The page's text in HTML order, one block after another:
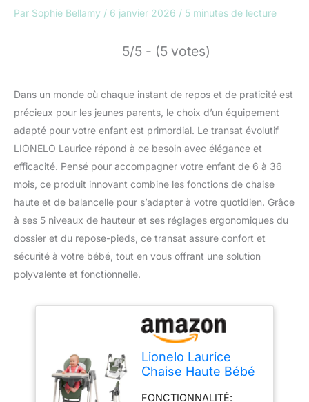
Par Sophie Bellamy / 6 janvier 2026 / 5 minutes de lecture
5/5 - (5 votes)
Dans un monde où chaque instant de repos et de praticité est
précieux pour les jeunes parents, le choix d’un équipement
adapté pour votre enfant est primordial. Le transat évolutif
LIONELO Laurice répond à ce besoin avec élégance et
efficacité. Pensé pour accompagner votre enfant de 6 à 36
mois, ce produit innovant combine les fonctions de chaise
haute et de balancelle pour s’adapter à votre quotidien. Grâce
à ses 5 niveaux de hauteur et ses réglages ergonomiques du
dossier et du repose-pieds, ce transat assure confort et
sécurité à votre bébé, tout en vous offrant une solution
polyvalente et fonctionnelle.
Lionelo Laurice
Chaise Haute Bébé
FONCTIONNALITÉ: